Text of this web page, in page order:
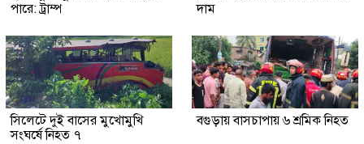
পারে: ট্রাম্প
দাম
সিলেটে দুই বাসের মুখোমুখি
সংঘর্ষে নিহত ৭
বগুড়ায় বাসচাপায় ৬ শ্রমিক নিহত